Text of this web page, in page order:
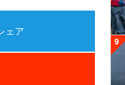
ェア
9